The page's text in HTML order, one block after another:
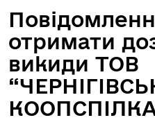
отримати
викиди ТОВ